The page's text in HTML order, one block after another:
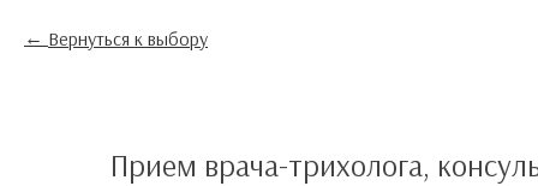
Вернуться к выбору
Прием врача-трихолога,